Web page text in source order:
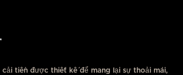
cải tiến được thiết kế để mang lại sự thoải mái,